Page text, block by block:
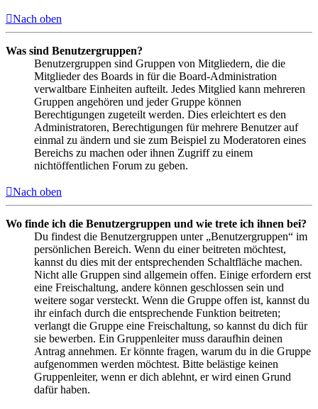
Nach oben
Was sind Benutzergruppen?
Benutzergruppen sind Gruppen von Mitgliedern, die die
Mitglieder des Boards in für die Board-Administration
verwaltbare Einheiten aufteilt. Jedes Mitglied kann mehreren
Gruppen angehören und jeder Gruppe können
Berechtigungen zugeteilt werden. Dies erleichtert es den
Administratoren, Berechtigungen für mehrere Benutzer auf
einmal zu ändern und sie zum Beispiel zu Moderatoren eines
Bereichs zu machen oder ihnen Zugriff zu einem
nichtöffentlichen Forum zu geben.
Nach oben
Wo finde ich die Benutzergruppen und wie trete ich ihnen bei?
Du findest die Benutzergruppen unter „Benutzergruppen“ im
persönlichen Bereich. Wenn du einer beitreten möchtest,
kannst du dies mit der entsprechenden Schaltfläche machen.
Nicht alle Gruppen sind allgemein offen. Einige erfordern erst
eine Freischaltung, andere können geschlossen sein und
weitere sogar versteckt. Wenn die Gruppe offen ist, kannst du
ihr einfach durch die entsprechende Funktion beitreten;
verlangt die Gruppe eine Freischaltung, so kannst du dich für
sie bewerben. Ein Gruppenleiter muss daraufhin deinen
Antrag annehmen. Er könnte fragen, warum du in die Gruppe
aufgenommen werden möchtest. Bitte belästige keinen
Gruppenleiter, wenn er dich ablehnt, er wird einen Grund
dafür haben.